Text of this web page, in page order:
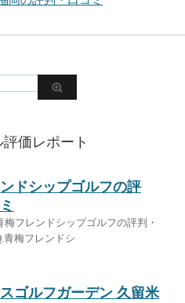
価レポート
ドシップゴルフの評
梅フレンドシップゴルフの評判・
青梅フレンドシ
ゴルフガーデン 久留米